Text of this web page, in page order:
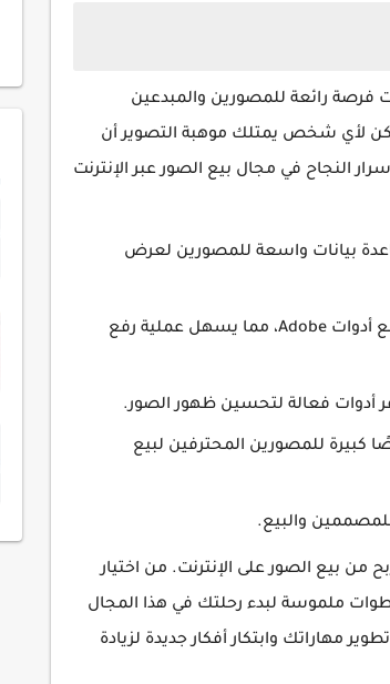
فرصة رائعة للمصورين والمبدعين
لأي شخص يمتلك موهبة التصوير أن
النجاح في مجال بيع الصور عبر الإنترنت
بيانات واسعة للمصورين لعرض
تتميز بواجهة مستخدم مريحة وتكامل ممتاز مع أدوات Adobe، مما يسهل عملية رفع
أدوات فعالة لتحسين ظهور الصور.
كبيرة للمصورين المحترفين لبيع
للمصممين والبيع.
من بيع الصور على الإنترنت. من اختيار
ملموسة لبدء رحلتك في هذا المجال
مهاراتك وابتكار أفكار جديدة لزيادة